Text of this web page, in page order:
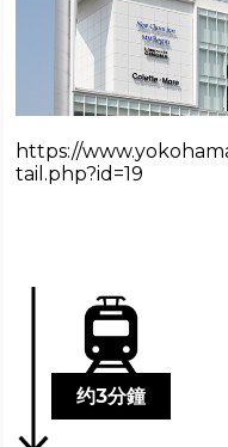
https://
tail.php?id=19
约3分鐘